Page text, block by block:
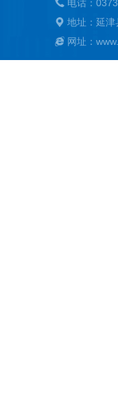
电话：
地址：延
网址：